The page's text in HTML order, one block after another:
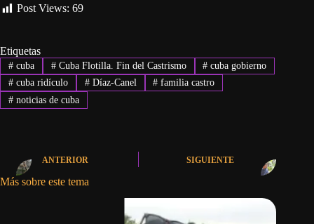
Post Views: 69
Etiquetas
#cuba #Cuba Flotilla. Fin del Castrismo # cuba gobierno
#cuba ridículo #Díaz-Canel # familia castro
#noticias de cuba
ANTERIOR SIGUIENTE
Más sobre este tema